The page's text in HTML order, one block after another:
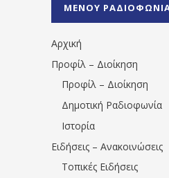
ΜΕΝΟΥ
Αρχική
Προφίλ – Διοίκηση
Προφίλ – Διοίκηση
Δημοτική Ραδιοφωνία
Ιστορία
Ειδήσεις – Ανακοινώσεις
Τοπικές Ειδήσεις